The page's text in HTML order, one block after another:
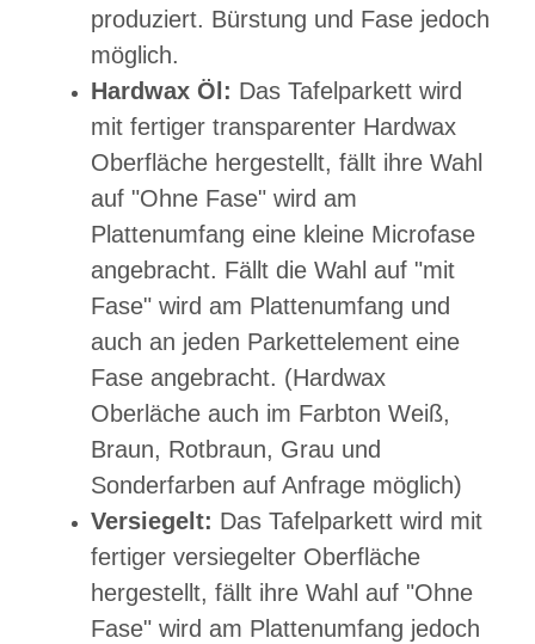
produziert. Bürstung und Fase jedoch
möglich.
Hardwax Öl: Das Tafelparkett wird
mit fertiger transparenter Hardwax
Oberfläche hergestellt, fällt ihre Wahl
auf "Ohne Fase" wird am
Plattenumfang eine kleine Microfase
angebracht. Fällt die Wahl auf "mit
Fase" wird am Plattenumfang und
auch an jeden Parkettelement eine
Fase angebracht. (Hardwax
Oberläche auch im Farbton Weiß,
Braun, Rotbraun, Grau und
Sonderfarben auf Anfrage möglich)
Versiegelt: Das Tafelparkett wird mit
fertiger versiegelter Oberfläche
hergestellt, fällt ihre Wahl auf "Ohne
Fase" wird am Plattenumfang jedoch